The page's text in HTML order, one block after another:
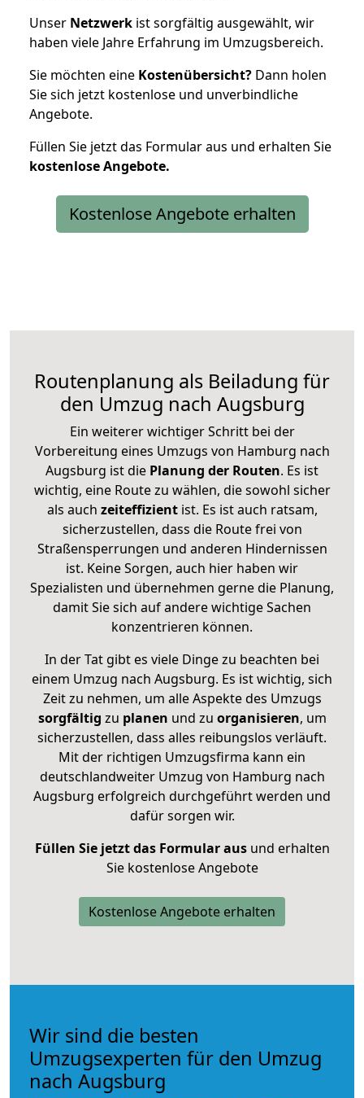
Unser Netzwerk ist sorgfältig ausgewählt, wir
haben viele Jahre Erfahrung im Umzugsbereich.
Sie möchten eine Kostenübersicht? Dann holen
Sie sich jetzt kostenlose und unverbindliche
Angebote.
Füllen Sie jetzt das Formular aus und erhalten Sie
kostenloseAngebote.
Kostenlose Angebote erhalten
Routenplanung als Beiladung für
den Umzug nach Augsburg
Ein weiterer wichtiger Schritt bei der
Vorbereitung eines Umzugs von Hamburg nach
Augsburg ist die Planung der Routen. Es ist
wichtig, eine Route zu wählen, die sowohl sicher
als auch zeiteffizientist. Es ist auch ratsam,
sicherzustellen, dass die Route frei von
Straßensperrungen und anderen Hindernissen
ist. Keine Sorgen, auch hier haben wir
Spezialisten und übernehmen gerne die Planung,
damit Sie sich auf andere wichtige Sachen
konzentrieren können.
In der Tat gibt es viele Dinge zu beachten bei
einem Umzug nach Augsburg. Es ist wichtig, sich
Zeit zu nehmen, um alle Aspekte des Umzugs
sorgfältig zu planen und zu organisieren, um
sicherzustellen, dass alles reibungslos verläuft.
Mit der richtigen Umzugsfirma kann ein
deutschlandweiter Umzug von Hamburg nach
Augsburg erfolgreich durchgeführt werden und
dafür sorgen wir.
Füllen Sie jetzt das Formular ausund erhalten
Sie kostenlose Angebote
Kostenlose Angebote erhalten
Wir sind die besten
Umzugsexperten für den Umzug
nach Augsburg